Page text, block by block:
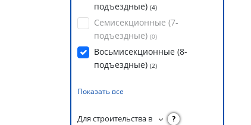
подъездные) (4)
Семисекционные (7-
подъездные) (0)
Восьмисекционные (8-
подъездные) (2)
Показать все
Для строительства в ?